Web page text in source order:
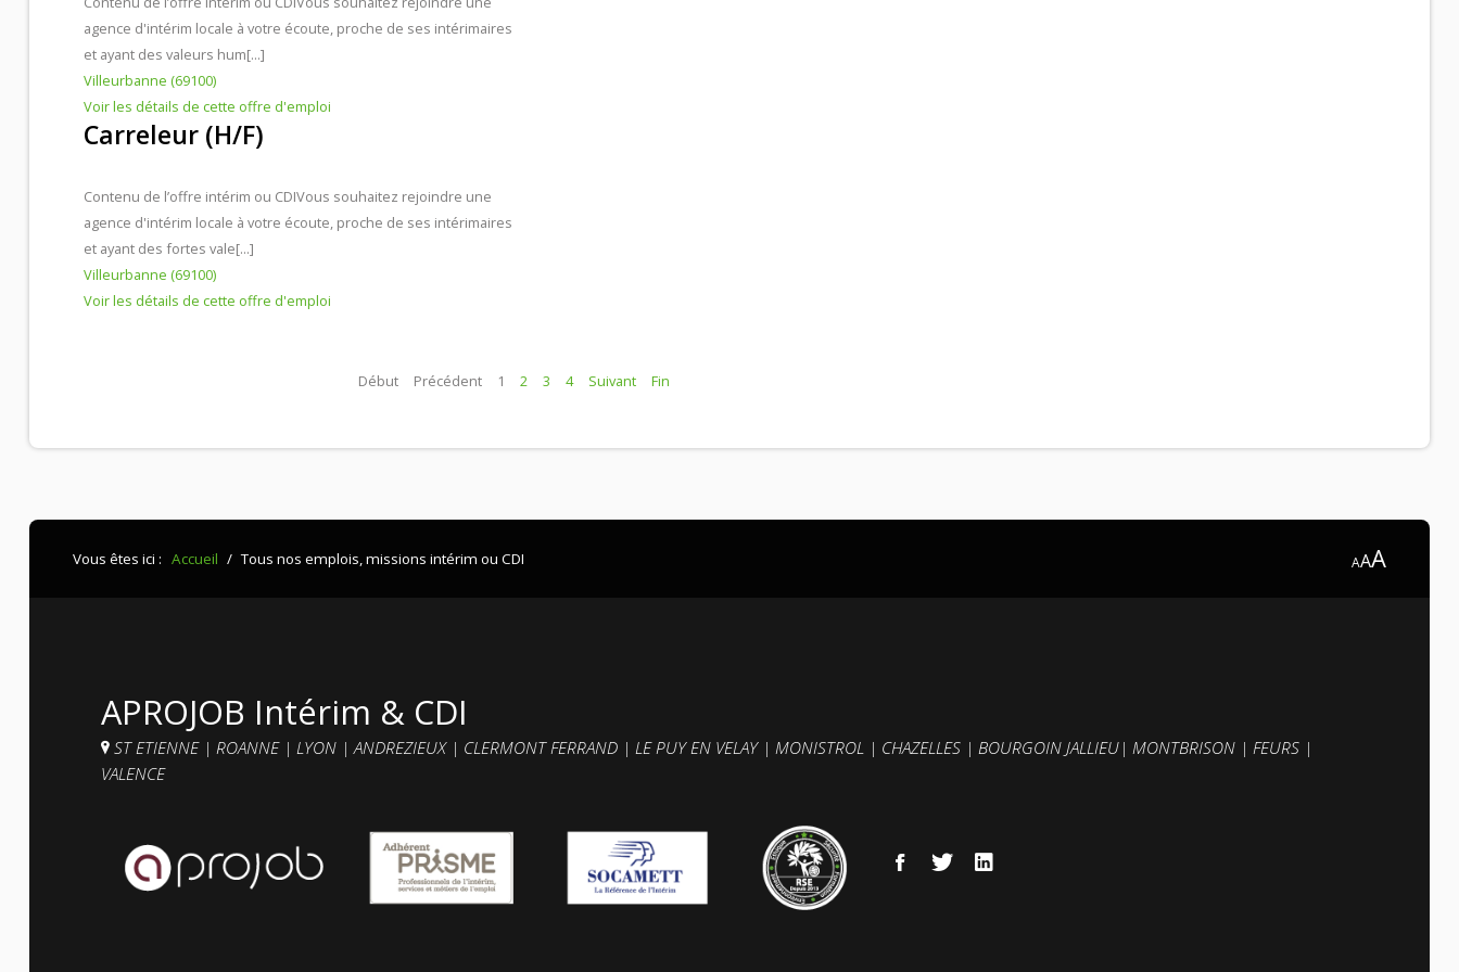
agence d'intérim locale à votre écoute, proche de ses intérimaires
et ayant des valeurs hum[...]
Villeurbanne (69100)
Voir les détails de cette offre d'emploi
Carreleur (H/F)
Contenu de l’offre intérim ou CDIVous souhaitez rejoindre une
agence d'intérim locale à votre écoute, proche de ses intérimaires
et ayant des fortes vale[...]
Villeurbanne (69100)
Voir les détails de cette offre d'emploi
Début Précédent 1 2 3 4 Suivant Fin
AAA
Vous êtes ici : Accueil / Tous nos emplois, missions intérim ou CDI
APROJOB Intérim & CDI
ST ETIENNE| ROANNE | LYON |ANDREZIEUX | CLERMONT FERRAND | LE PUY EN VELAY| MONISTROL | CHAZELLES | BOURGOIN JALLIEU| MONTBRISON | FEURS|
VALENCE